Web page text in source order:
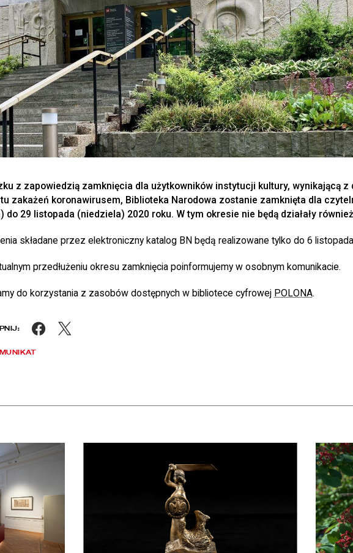
z zapowiedzią zamknięcia dla użytkowników instytucji kultury, wynikającą z
zakażeń koronawirusem, Biblioteka Narodowa zostanie zamknięta dla
do 29 listopada (niedziela) 2020 roku. W tym okresie nie będą działały
składane przez elektroniczny katalog BN będą realizowane tylko do 6
przedłużeniu okresu zamknięcia poinformujemy w osobnym komunikacie.
do korzystania z zasobów dostępnych w bibliotece cyfrowej POLONA.
Facebook
Zapraszamy na bezpłatne zwiedzanie skarbca Biblioteki Narodowej
czytaj więcej o Dyrektor BN otrzymał Nagrodę m. st. Warszawyczytaj